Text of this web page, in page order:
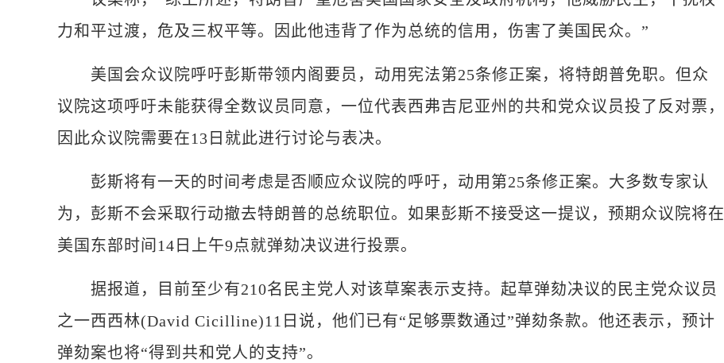
力和平过渡，危及三权平等。因此他违背了作为总统的信用，伤害了美国民众。”
美国会众议院呼吁彭斯带领内阁要员，动用宪法第25条修正案，将特朗普免职。但众
议院这项呼吁未能获得全数议员同意，一位代表西弗吉尼亚州的共和党众议员投了反对票，
因此众议院需要在13日就此进行讨论与表决。
彭斯将有一天的时间考虑是否顺应众议院的呼吁，动用第25条修正案。大多数专家认
为，彭斯不会采取行动撤去特朗普的总统职位。如果彭斯不接受这一提议，预期众议院将在
美国东部时间14日上午9点就弹劾决议进行投票。
据报道，目前至少有210名民主党人对该草案表示支持。起草弹劾决议的民主党众议员
之一西西林(David Cicilline)11日说，他们已有“足够票数通过”弹劾条款。他还表示，预计
弹劾案也将“得到共和党人的支持”。